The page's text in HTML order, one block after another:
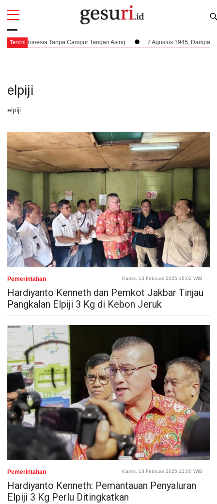
TerkiniTanpa Campur Tangan Asing 7 Agustus 1945, Dampak Krusial
elpiji
elpiji
All
Pemerintahan Kamis, 13 Februari 2025 16:02 WIB
Hardiyanto Kenneth dan Pemkot Jakbar Tinjau
Pangkalan Elpiji 3 Kg di Kebon Jeruk
Pemerintahan Kamis, 13 Februari 2025 12:00 WIB
Hardiyanto Kenneth: Pemantauan Penyaluran
Elpiji 3 Kg Perlu Ditingkatkan